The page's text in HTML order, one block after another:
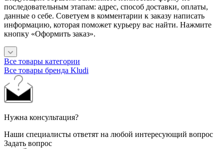
последовательным этапам: адрес, способ доставки, оплаты,
данные о себе. Советуем в комментарии к заказу написать
информацию, которая поможет курьеру вас найти. Нажмите
кнопку «Оформить заказ».
Все товары категории
Все товары бренда Kludi
Нужна консультация?
Наши специалисты ответят на любой интересующий вопрос
Задать вопрос